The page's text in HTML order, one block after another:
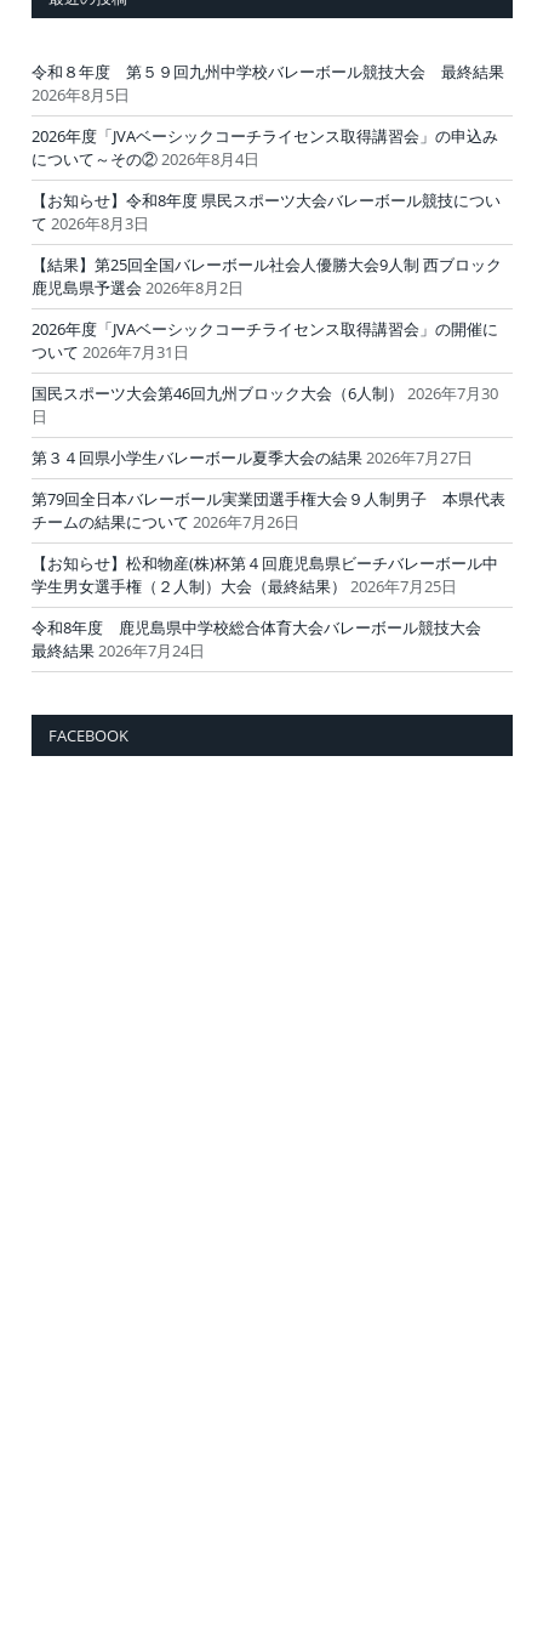
令和８年度 第５９回九州中学校バレーボール競技大会 最終結果
2026年8月5日
2026年度「JVAベーシックコーチライセンス取得講習会」の申込み
について～その②2026年8月4日
【お知らせ】令和8年度 県民スポーツ大会バレーボール競技につい
て 2026年8月3日
【結果】第25回全国バレーボール社会人優勝大会9人制 西ブロック
鹿児島県予選会 2026年8月2日
2026年度「JVAベーシックコーチライセンス取得講習会」の開催に
ついて 2026年7月31日
国民スポーツ大会第46回九州ブロック大会（6人制）
2026年7月30
日
第３４回県小学生バレーボール夏季大会の結果2026年7月27日
第79回全日本バレーボール実業団選手権大会９人制男子 本県代表
チームの結果について 2026年7月26日
【お知らせ】松和物産(株)杯第４回鹿児島県ビーチバレーボール中
学生男女選手権（２人制）大会（最終結果）
2026年7月25日
令和8年度 鹿児島県中学校総合体育大会バレーボール競技大会
最終結果2026年7月24日
FACEBOOK